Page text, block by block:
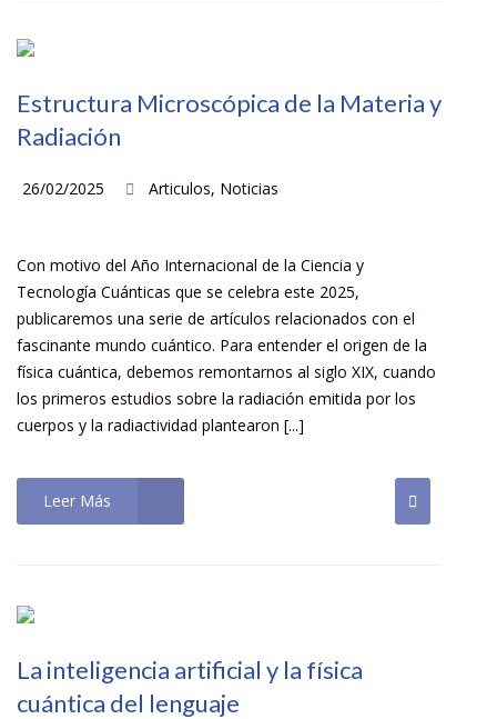
Estructura Microscópica de la Materia y
Radiación
26/02/2025 Articulos, Noticias
Con motivo del Año Internacional de la Ciencia y
Tecnología Cuánticas que se celebra este 2025,
publicaremos una serie de artículos relacionados con el
fascinante mundo cuántico. Para entender el origen de la
física cuántica, debemos remontarnos al siglo XIX, cuando
los primeros estudios sobre la radiación emitida por los
cuerpos y la radiactividad plantearon [...]
Leer Más
La inteligencia artificial y la física
cuántica del lenguaje